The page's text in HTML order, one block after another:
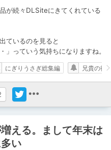
が続々DLSiteにきてくれている
ているのを見ると
」っていう気持ちになりますね。
にぎりうさぎ総集編 兄貴の彼
える。まして年末は
い